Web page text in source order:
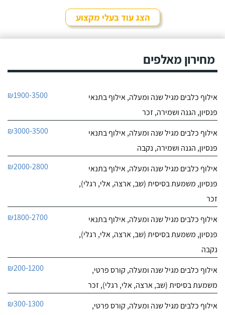
שאלה ובאמת שמגיעות לה
רק מחמאות. אל אורית
שנהיה בטוחים שאנחנו
חייג עכשיו
איילה נאור - פשוט מאלפת בחיפה
חייג עכשיו
לפרטי העסק
0
0
חוות דעת
חייג עכשיו
הצג עוד בעלי מקצוע
מחירון מאלפים
אילוף כלבים מגיל שנה ומעלה, אילוף בתנאי
פנסיון, הגנה ושמירה, זכר
₪1900-3500
אילוף כלבים מגיל שנה ומעלה, אילוף בתנאי
פנסיון, הגנה ושמירה, נקבה
₪3000-3500
אילוף כלבים מגיל שנה ומעלה, אילוף בתנאי
פנסיון, משמעת בסיסית (שב, ארצה, אלי, רגלי),
זכר
₪2000-2800
אילוף כלבים מגיל שנה ומעלה, אילוף בתנאי
פנסיון, משמעת בסיסית (שב, ארצה, אלי, רגלי),
נקבה
₪1800-2700
אילוף כלבים מגיל שנה ומעלה, קורס פרטי,
משמעת בסיסית (שב, ארצה, אלי, רגלי), זכר
₪200-1200
אילוף כלבים מגיל שנה ומעלה, קורס פרטי,
₪300-1300